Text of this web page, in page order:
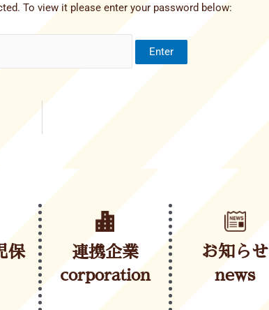
To view it please enter your password below:
保
連携企業
corporation
お知らせ
news